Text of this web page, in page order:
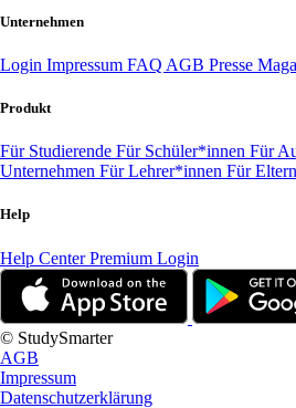
Unternehmen
Login Impressum FAQ AGB Presse
Produkt
Für Studierende Für Schüler*innen Für
Unternehmen Für Lehrer*innen Für Eltern
Help
Help CenterPremium Login
© StudySmarter
AGB
Impressum
Datenschutzerklärung